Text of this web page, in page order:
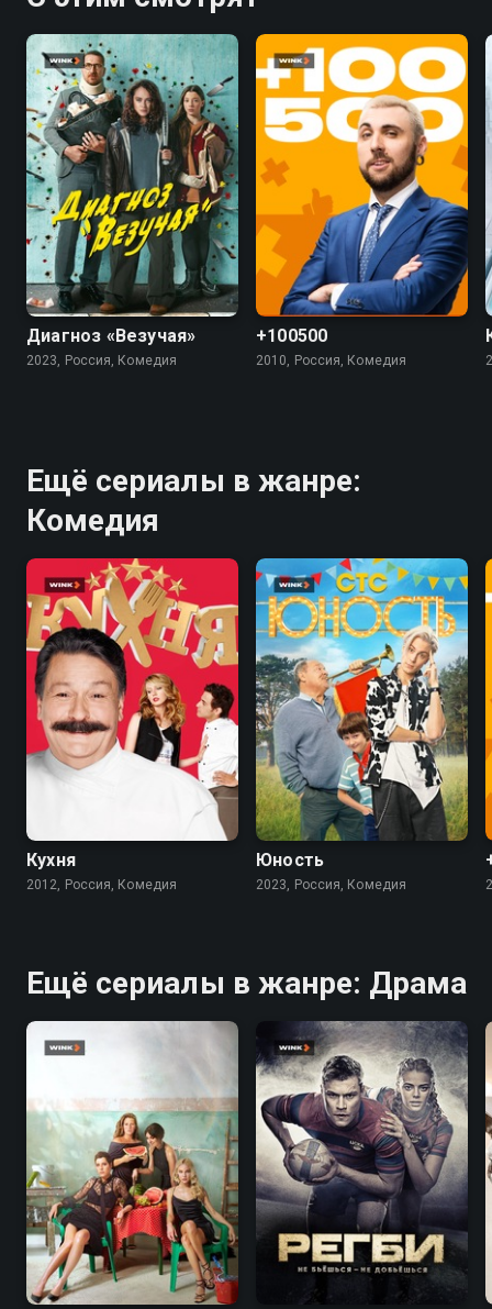
7.4
Диагноз «Везучая»
2023, Россия, Комедия
5.5 4.5
+100500
2010, Россия, Комедия
Ещё сериалы в жанре:
Комедия
Кухня
2012, Россия, Комедия
7.8
Юность
2023, Россия, Комедия
Ещё сериалы в жанре: Драма
7.7 7.6 8.3 7.7